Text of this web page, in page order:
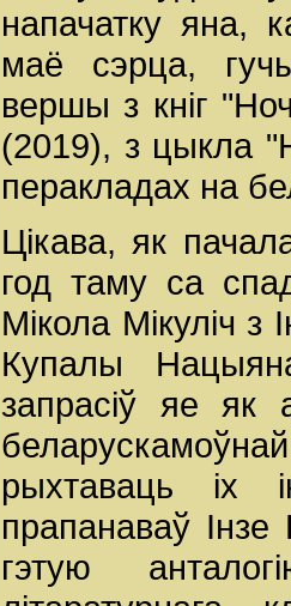
напачатку яна,
маё сэрца,
вершы з кніг
(2019), з цыкла
перакладах на
Цікава, як
год таму са
Мікола Мікуліч з
Купалы
запрасіў яе як
рыхтаваць іх
прапанаваў Інзе
гэтую